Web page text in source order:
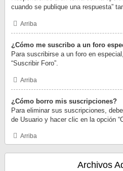
cuando se publique una respuesta”
Arriba
¿Cómo me suscribo a un foro
Para suscribirse a un foro en
“Suscribir Foro”.
Arriba
¿Cómo borro mis suscripciones?
Para eliminar sus suscripciones,
de Usuario y hacer clic en la opción
Arriba
Archivos